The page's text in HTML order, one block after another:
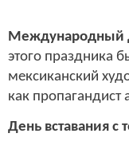
Международный
этого праздника
мексиканский
как
День вставания с